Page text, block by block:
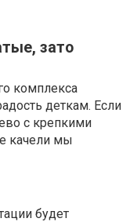
зато
комплекса
деткам. Если
с крепкими
качели мы
будет